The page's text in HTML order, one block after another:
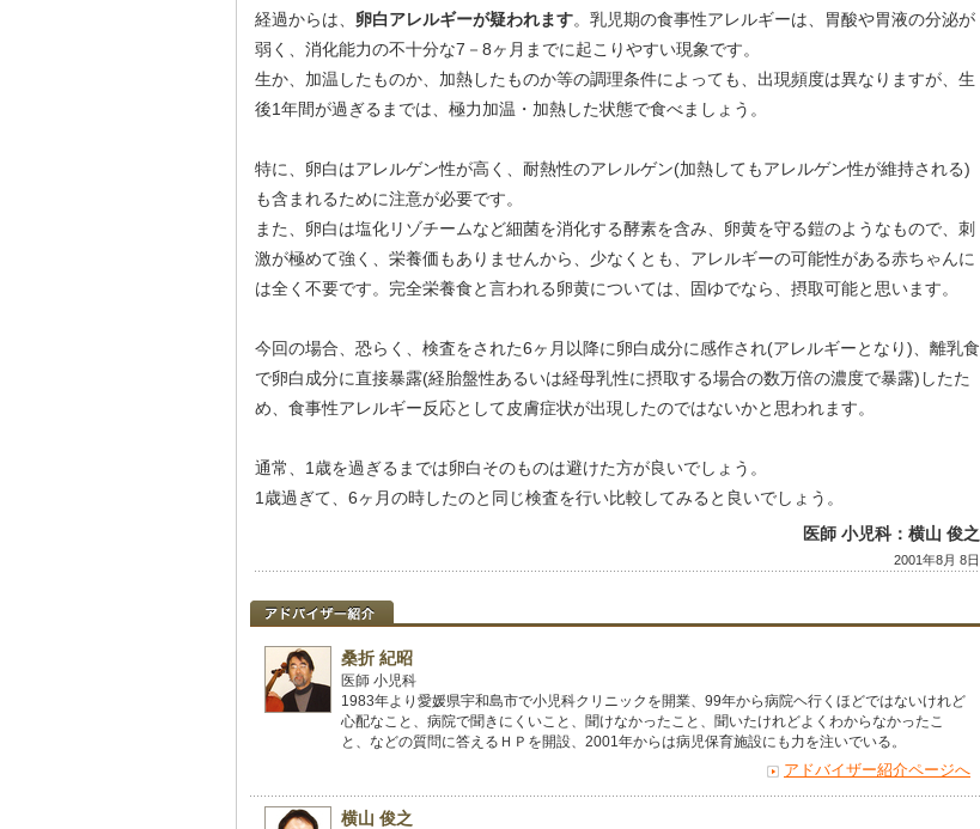
経過からは、 卵白アレルギーが疑われます。乳児期の食事性アレルギーは、胃酸や胃液の分泌が
弱く、消化能力の不十分な7－8ヶ月までに起こりやすい現象です。
生か、加温したものか、加熱したものか等の調理条件によっても、出現頻度は異なりますが、生
後1年間が過ぎるまでは、極力加温・加熱した状態で食べましょう。
特に、卵白はアレルゲン性が高く、耐熱性のアレルゲン(加熱してもアレルゲン性が維持される)
も含まれるために注意が必要です。
また、卵白は塩化リゾチームなど細菌を消化する酵素を含み、卵黄を守る鎧のようなもので、刺
激が極めて強く、栄養価もありませんから、少なくとも、アレルギーの可能性がある赤ちゃんに
は全く不要です。完全栄養食と言われる卵黄については、固ゆでなら、摂取可能と思います。
今回の場合、恐らく、検査をされた6ヶ月以降に卵白成分に感作され(アレルギーとなり)、離乳食
で卵白成分に直接暴露(経胎盤性あるいは経母乳性に摂取する場合の数万倍の濃度で暴露)したた
め、食事性アレルギー反応として皮膚症状が出現したのではないかと思われます。
通常、1歳を過ぎるまでは卵白そのものは避けた方が良いでしょう。
1歳過ぎて、6ヶ月の時したのと同じ検査を行い比較してみると良いでしょう。
医師 小児科：横山 俊之
2001年8月 8日
桑折 紀昭
医師 小児科
1983年より愛媛県宇和島市で小児科クリニックを開業、99年から病院ヘ行くほどではないけれど
心配なこと、病院で聞きにくいこと、聞けなかったこと、聞いたけれどよくわからなかったこ
と、などの質問に答えるＨＰを開設、2001年からは病児保育施設にも力を注いでいる。
アドバイザー紹介ページへ
横山 俊之